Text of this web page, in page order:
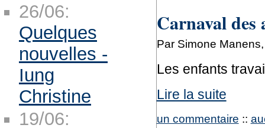
Carnaval des
Par Simone
Les enfants
Lire la suite
un commentaire ::
26/06:
Quelques
nouvelles -
Iung
Christine
19/06: